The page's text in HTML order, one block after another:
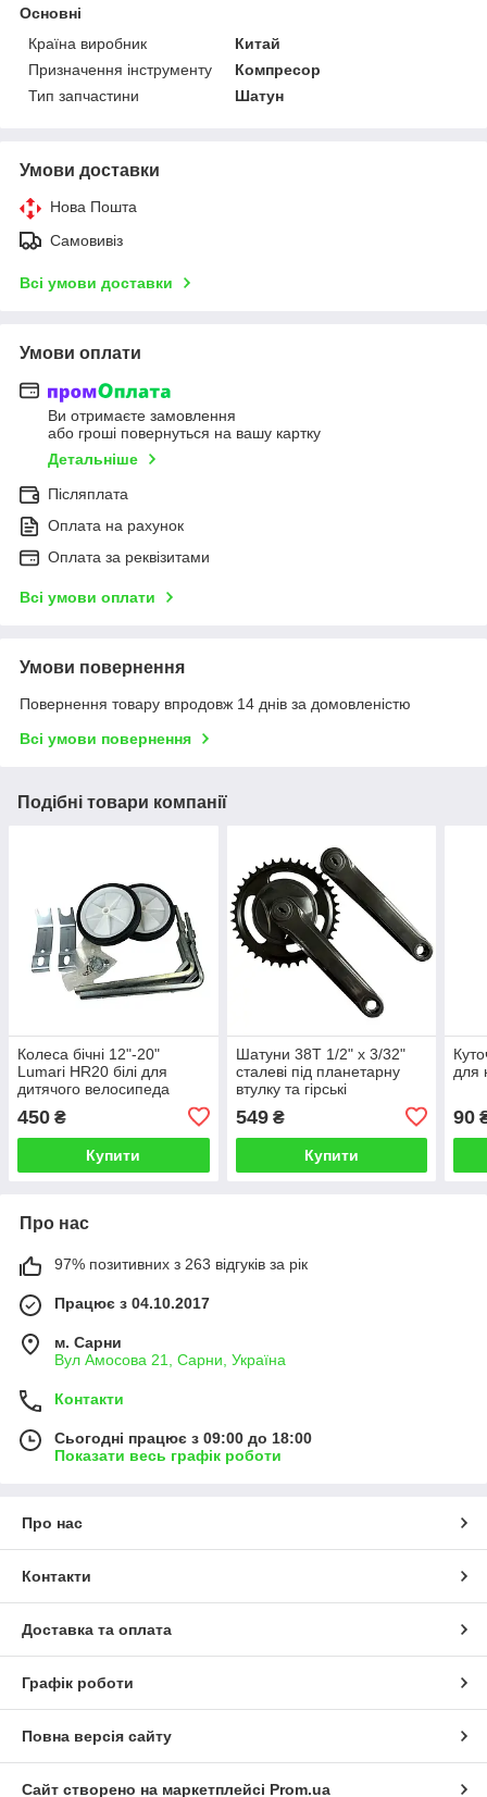
Основні
Країна виробник
Китай
Призначення інструменту
Компресор
Тип запчастини
Шатун
Умови доставки
Нова Пошта
Самовивіз
Всі умови доставки
Умови оплати
Ви отримаєте замовлення
або гроші повернуться на вашу картку
Детальніше
Післяплата
Оплата на рахунок
Оплата за реквізитами
Всі умови оплати
Умови повернення
Повернення товару впродовж 14 днів за домовленістю
Всі умови повернення
Подібні товари компанії
Колеса бічні 12"-20"
Lumari HR20 білі для
дитячого велосипеда
450 ₴
Купити
Шатуни 38T 1/2" x 3/32"
сталеві під планетарну
втулку та гірські
чорний глянцевий
549₴
Купити
для
90
Про нас
97% позитивних з 263 відгуків за рік
Працює з 04.10.2017
м. Сарни
Вул Амосова 21, Сарни, Україна
Контакти
Сьогодні працює з 09:00 до 18:00
Показати весь графік роботи
Про нас
Контакти
Доставка та оплата
Графік роботи
Повна версія сайту
Сайт створено на маркетплейсі Prom.ua